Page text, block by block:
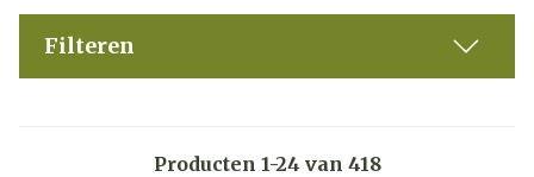
Filteren
Producten 1-24 van 418